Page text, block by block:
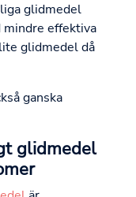
glidmedel
mindre effektiva
glidmedel då
ganska
glidmedel